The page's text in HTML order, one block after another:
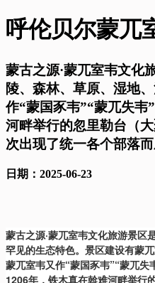
呼伦贝尔蒙兀
蒙古之源·蒙兀室韦文化
陵、森林、草原、湿地
作“蒙国豕韦”“蒙兀失韦
河畔举行的忽里勒台（
次出现了统一各个部落
日期：2025-06-23
蒙古之源·蒙兀室韦文化旅游景
罕见的生态特色。景区建设有蒙
蒙兀室韦又作“蒙国豕韦”“蒙兀失
1206年，铁木真在斡难河畔举行